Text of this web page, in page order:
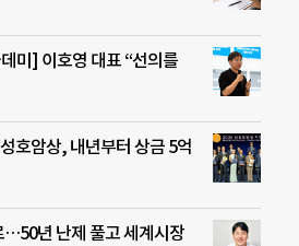
미] 이호영 대표 “선의를
호암상, 내년부터 상금 5억
…50년 난제 풀고 세계시장